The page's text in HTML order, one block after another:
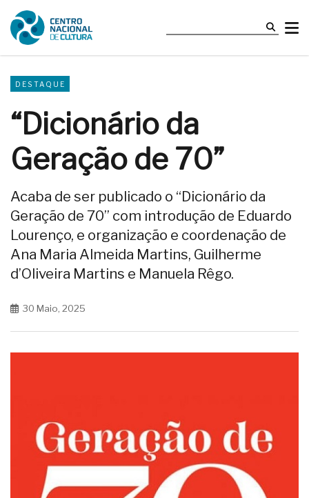
DESTAQUE
“Dicionário da
Geração de 70”
Acaba de ser publicado o “Dicionário da
Geração de 70” com introdução de Eduardo
Lourenço, e organização e coordenação de
Ana Maria Almeida Martins, Guilherme
d’Oliveira Martins e Manuela Rêgo.
30 Maio, 2025